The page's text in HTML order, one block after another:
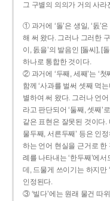
그 구별의 의의가 거의 사
① 과거에 ‘돌’은 생일, ‘돐’
해 써 왔다. 그러나 그러한
이, 돐을’의 발음인 [돌씨], [
하나로 통합한 것이다.
② 과거에 ‘두째, 세째’는 ‘첫
함께 ‘사과를 벌써 셋째 먹
별하여 써 왔다. 그러나 언
라고 판단되어 ‘둘째, 셋째’
같은 표현은 잘못된 것이다.
물두째, 서른두째’ 등은 인
하는 언어 현실을 근거로 한
례를 나타내는 ‘한두째’에
데, 드물게 쓰이기는 하지만
인정된다.
③ ‘빌다’에는 원래 물건 따